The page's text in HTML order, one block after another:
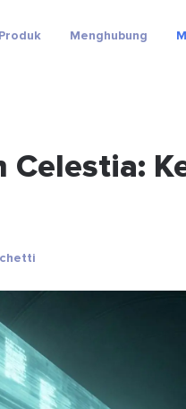
Produk Menghubung
Celestia: